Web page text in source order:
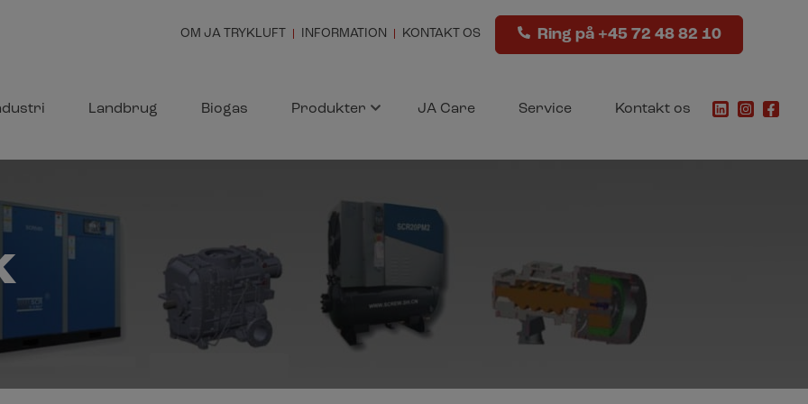
OM JA TRYKLUFT INFORMATION KONTAKT OS Ring på +45 72 48 82 10
Landbrug Biogas Produkter JA Care Service Kontakt os